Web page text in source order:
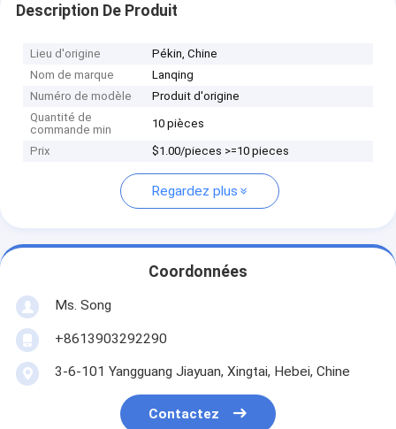
Description De Produit
Lieu d'origine
Pékin, Chine
Nom de marque
Lanqing
Numéro de modèle
Produit d'origine
Quantité de
commande min
10 pièces
Prix $1.00/pieces >=10 pieces
Regardez plus
Coordonnées
Ms. Song
+8613903292290
3-6-101 Yangguang Jiayuan, Xingtai, Hebei, Chine
Contactez